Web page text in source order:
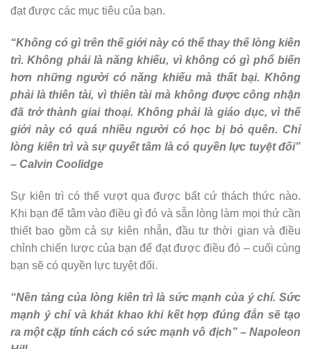
đạt được các mục tiêu của bạn.
“Không có gì trên thế giới này có thể thay thế lòng kiên
trì. Không phải là năng khiếu, vì không có gì phổ biến
hơn những người có năng khiếu mà thất bại. Không
phải là thiên tài, vì thiên tài mà không được công nhận
đã trở thành giai thoại. Không phải là giáo dục, vì thế
giới này có quá nhiều người có học bị bỏ quên. Chỉ
lòng kiên trì và sự quyết tâm là có quyền lực tuyệt đối”
– Calvin Coolidge
Sự kiên trì có thể vượt qua được bất cứ thách thức nào.
Khi bạn để tâm vào điều gì đó và sẵn lòng làm mọi thứ cần
thiết bao gồm cả sự kiên nhẫn, đầu tư thời gian và điều
chỉnh chiến lược của bạn để đạt được điều đó – cuối cùng
bạn sẽ có quyền lực tuyệt đối.
“Nền tảng của lòng kiên trì là sức mạnh của ý chí. Sức
mạnh ý chí và khát khao khi kết hợp đúng đắn sẽ tạo
ra một cặp tính cách có sức mạnh vô địch” – Napoleon